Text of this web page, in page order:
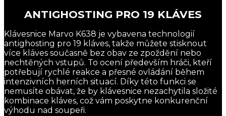
ANTIGHOSTING PRO 19 KLÁVES
Klávesnice Marvo K638 je vybavena technologií
antighosting pro 19 kláves, takže můžete stisknout
více kláves současně bez obav ze zpoždění nebo
nechtěných vstupů. To ocení především hráči, kteří
potřebují rychlé reakce a přesné ovládání během
intenzivních herních situací. Díky této funkci se
nemusíte obávat, že by klávesnice nezachytila složité
kombinace kláves, což vám poskytne konkurenční
výhodu nad soupeři.